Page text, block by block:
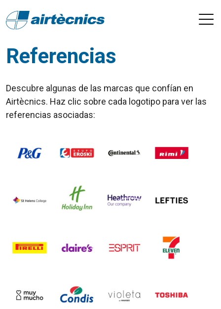
Referencias
Descubre algunas de las marcas que confían en
Airtècnics. Haz clic sobre cada logotipo para ver las
referencias asociadas: